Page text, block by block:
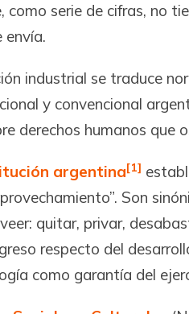
serie de cifras, no
envía.
industrial se traduce
y convencional
derechos humanos
argentina[1]
Son
quitar, privar,
respecto del
como garantía del